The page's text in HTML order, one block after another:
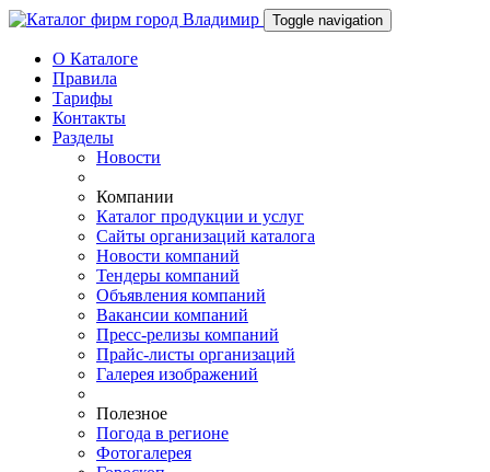
Toggle navigation
О Каталоге
Правила
Тарифы
Контакты
Разделы
Новости
Компании
Каталог продукции и услуг
Сайты организаций каталога
Новости компаний
Тендеры компаний
Объявления компаний
Вакансии компаний
Пресс-релизы компаний
Прайс-листы организаций
Галерея изображений
Полезное
Погода в регионе
Фотогалерея